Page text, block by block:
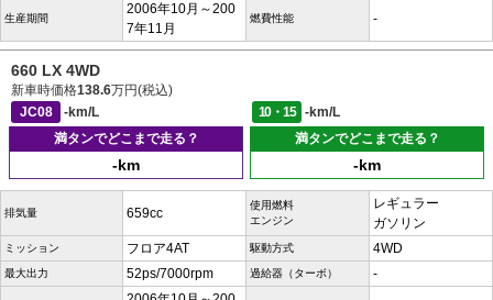
生産期間
2006年10月～200
7年11月
燃費性能 -
660 LX 4WD
新車時価格138.6万円(税込)
JC08
-km/L 10・15
-km/L
満タンでどこまで走る？
-km
満タンでどこまで走る？
-km
排気量 659cc
使用燃料
エンジン
レギュラー
ガソリン
ミッション フロア4AT 駆動方式 4WD
最大出力 52ps/7000rpm 過給器（ターボ） -